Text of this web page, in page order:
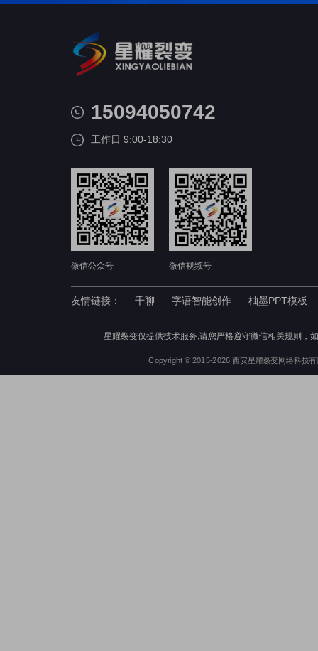
15094050742
工作日 9:00-18:30
微信公众号 微信视频号
友情链接： 千聊 字语智能创作 柚墨PPT模板
星耀裂变仅提供技术服务,请您严格遵守微信相关规则，
Copyright © 2015-2026 西安星耀裂变网络科技